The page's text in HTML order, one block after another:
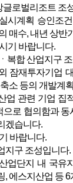
글로벌리조트 조
시계획 승인조
매수, 내년 상
기 바랍니다.
복합 산업지구
잠재투자기업
소 등의 개발계
업 관련 기업 집
으로 협의함과
겠습니다.
바랍니다.
지구 조성입니다.
업단지 내 국유
, 에스지산업 등